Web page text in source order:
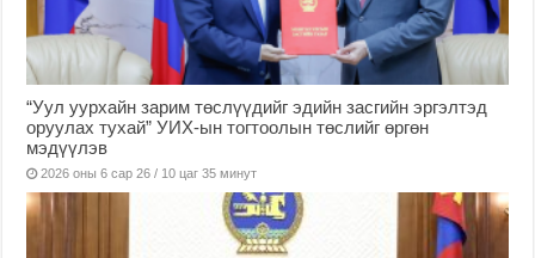
“Уул уурхайн зарим төслүүдийг эдийн засгийн эргэлтэд
оруулах тухай” УИХ-ын тогтоолын төслийг өргөн
мэдүүлэв
2026 оны 6 сар 26 / 10 цаг 35 минут